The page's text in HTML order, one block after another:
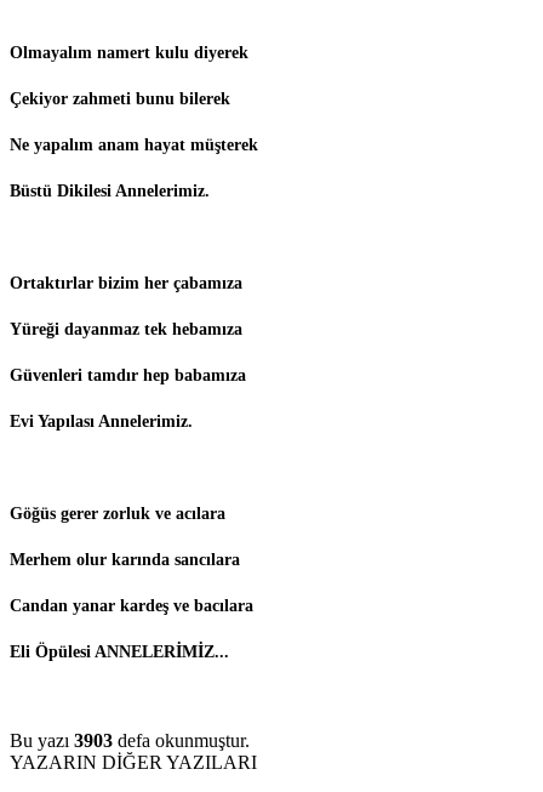
Olmayalım namert kulu diyerek
Çekiyor zahmeti bunu bilerek
Ne yapalım anam hayat müşterek
Büstü Dikilesi Annelerimiz.
Ortaktırlar bizim her çabamıza
Yüreği dayanmaz tek hebamıza
Güvenleri tamdır hep babamıza
Evi Yapılası Annelerimiz.
Göğüs gerer zorluk ve acılara
Merhem olur karında sancılara
Candan yanar kardeş ve bacılara
Eli Öpülesi ANNELERİMİZ...
Bu yazı 3903 defa okunmuştur.
YAZARIN DİĞER YAZILARI